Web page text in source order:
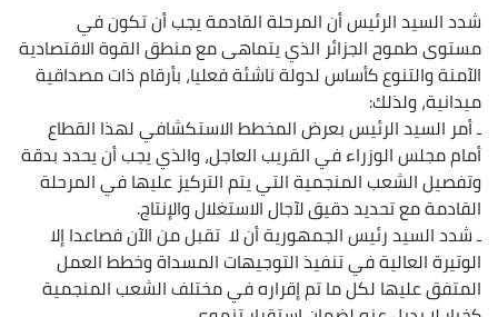
شدد السيد الرئيس أن المرحلة القادمة يجب أن تكون في
مستوى طموح الجزائر الذي يتماهى مع منطق القوة الاقتصادية
الآمنة والتنوع كأساس لدولة ناشئة فعليا، بأرقام ذات مصداقية
ميدانية، ولذلك:
ـ أمر السيد الرئيس بعرض المخطط الاستكشافي لهذا القطاع
أمام مجلس الوزراء في القريب العاجل، والذي يجب أن يحدد بدقة
وتفصيل الشعب المنجمية التي يتم التركيز عليها في المرحلة
القادمة مع تحديد دقيق لآجال الاستغلال والإنتاج.
ـ شدد السيد رئيس الجمهورية أن لا تقبل من الآن فصاعدا إلا
الوتيرة العالية في تنفيذ التوجيهات المسداة وخطط العمل
المتفق عليها لكل ما تم إقراره في مختلف الشعب المنجمية